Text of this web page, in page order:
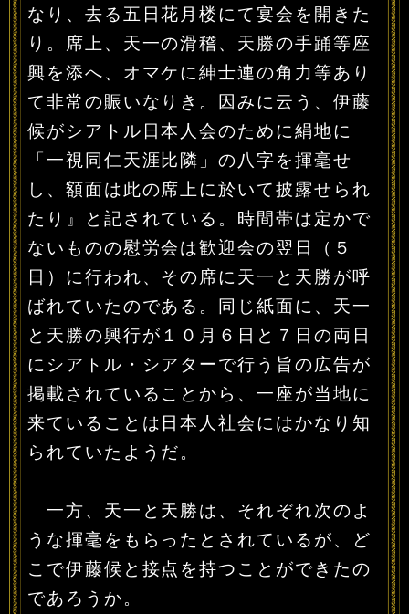
なり、去る五日花月楼にて宴会を開きた
り。席上、天一の滑稽、天勝の手踊等座
興を添へ、オマケに紳士連の角力等あり
て非常の賑いなりき。因みに云う、伊藤
候がシアトル日本人会のために絹地に
「一視同仁天涯比隣」の八字を揮毫せ
し、額面は此の席上に於いて披露せられ
たり』と記されている。時間帯は定かで
ないものの慰労会は歓迎会の翌日（５
日）に行われ、その席に天一と天勝が呼
ばれていたのである。同じ紙面に、天一
と天勝の興行が１０月６日と７日の両日
にシアトル・シアターで行う旨の広告が
掲載されていることから、一座が当地に
来ていることは日本人社会にはかなり知
られていたようだ。
一方、天一と天勝は、それぞれ次のよ
うな揮毫をもらったとされているが、ど
こで伊藤候と接点を持つことができたの
であろうか。